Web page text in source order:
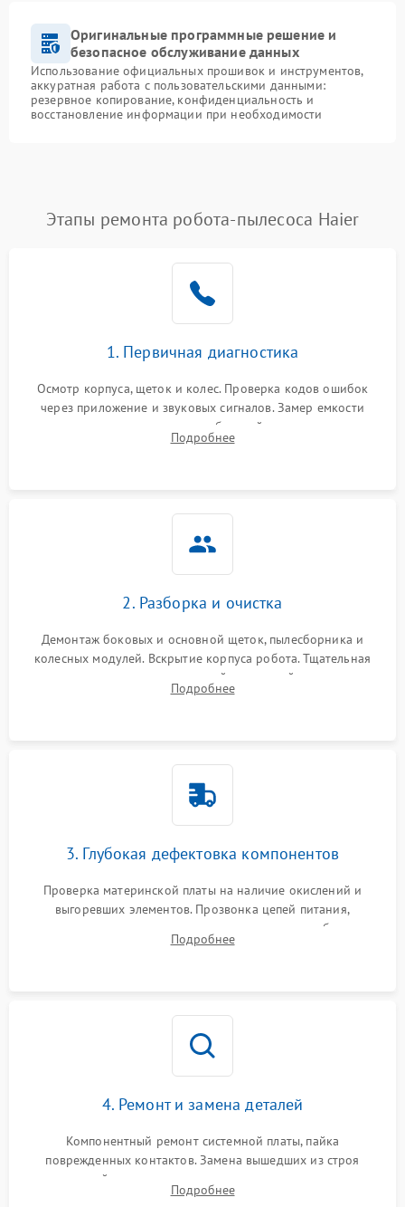
Оригинальные программные решение и
безопасное обслуживание данных
Использование официальных прошивок и инструментов,
аккуратная работа с пользовательскими данными:
резервное копирование, конфиденциальность и
восстановление информации при необходимости
Этапы ремонта робота-пылесоса Haier
1. Первичная диагностика
Осмотр корпуса, щеток и колес. Проверка кодов ошибок
через приложение и звуковых сигналов. Замер емкости
аккумулятора и тестирование базовой станции зарядки.
Оценка работы лидара, бампера и датчиков падения для
Подробнее
2. Разборка и очистка
Демонтаж боковых и основной щеток, пылесборника и
колесных модулей. Вскрытие корпуса робота. Тщательная
очистка внутренних полостей, шестерней и плат от
скопившейся пыли, волос и шерсти животных с
Подробнее
3. Глубокая дефектовка компонентов
Проверка материнской платы на наличие окислений и
выгоревших элементов. Прозвонка цепей питания,
тестирование приводных моторов колес и турбины
всасывания. Оценка состояния оптических и инфракрасных
Подробнее
4. Ремонт и замена деталей
Компонентный ремонт системной платы, пайка
поврежденных контактов. Замена вышедших из строя
двигателей, изношенного аккумулятора, неисправного
лидара или помпы подачи воды. Восстановление шлейфов и
Подробнее